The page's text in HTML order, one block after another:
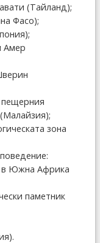
(Тайланд);
Фасо);
Амер
пещерния
зона
в Южна Африка
паметник